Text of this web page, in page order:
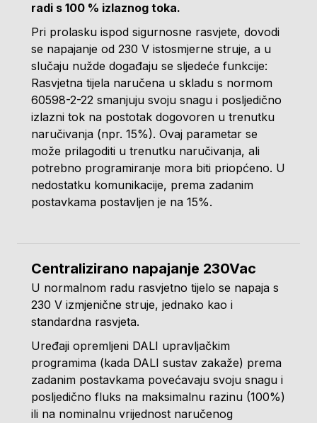
radi s 100 % izlaznog toka.
Pri prolasku ispod sigurnosne rasvjete, dovodi
se napajanje od 230 V istosmjerne struje, a u
slučaju nužde događaju se sljedeće funkcije:
Rasvjetna tijela naručena u skladu s normom
60598-2-22 smanjuju svoju snagu i posljedično
izlazni tok na postotak dogovoren u trenutku
naručivanja (npr. 15%). Ovaj parametar se
može prilagoditi u trenutku naručivanja, ali
potrebno programiranje mora biti priopćeno. U
nedostatku komunikacije, prema zadanim
postavkama postavljen je na 15%.
Centralizirano napajanje 230Vac
U normalnom radu rasvjetno tijelo se napaja s
230 V izmjenične struje, jednako kao i
standardna rasvjeta.
Uređaji opremljeni DALI upravljačkim
programima (kada DALI sustav zakaže) prema
zadanim postavkama povećavaju svoju snagu i
posljedično fluks na maksimalnu razinu (100%)
ili na nominalnu vrijednost naručenog